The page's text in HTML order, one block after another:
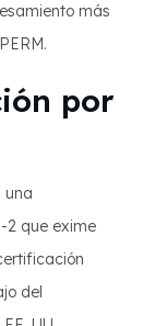
más
por
una
2 que exime
del